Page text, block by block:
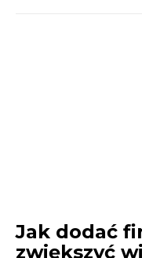
Jak dodać
zwiększyć